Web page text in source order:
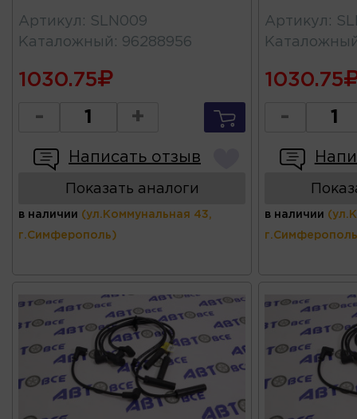
Артикул : SLN009
Каталожный : 96288956
1030.75
- +
Написать отзыв
Показать аналоги
в наличии (ул.Коммунальная 43,
г.Симферополь)
Артикул :
1030.75
-
в наличии